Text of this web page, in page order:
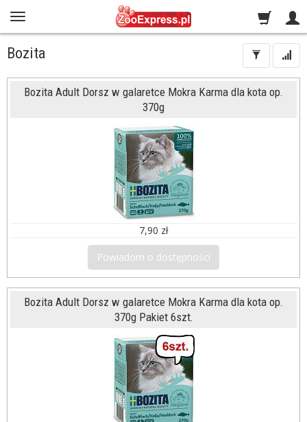
Bozita
Bozita Adult Dorsz w galaretce Mokra Karma dla kota op.
370g
7,90 zł
Powiadom o dostępności
Bozita Adult Dorsz w galaretce Mokra Karma dla kota op.
370g Pakiet 6szt.